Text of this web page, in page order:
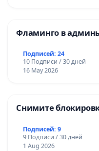
Фламинго в
Подписей: 24
10 Подписи / 30 дней
16 May 2026
Снимите
Подписей: 9
9 Подписи / 30 дней
1 Aug 2026